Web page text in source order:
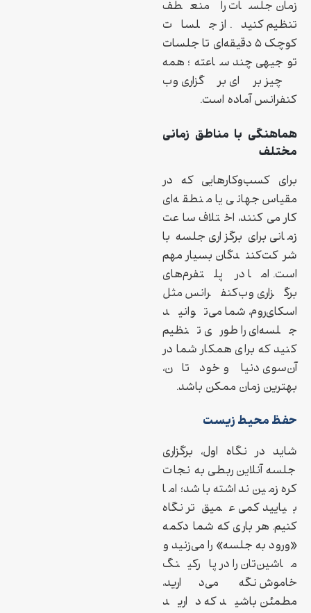
زمان جلسات را منعطف
تنظیم کنید. از جلسات
کوچک ۵ دقیقه‌ای تا جلسات
توجیهی چند ساعته؛ همه
چیز برای برگزاری وب
کنفرانس آماده‌ است.
هماهنگی با مناطق زمانی
مختلف
برای کسب‌وکارهایی که در
مقیاس جهانی یا منطقه‌ای
کار می‌کنند، اختلاف ساعت
زمانی برای برگزاری جلسه با
شرکت‌کنندگان بسیار مهم
است. اما در پلتفرم‌های
برگزاری وب‌کنفرانس مثل
اسکای‌روم، شما می‌توانید
جلسه‌ای را طوری تنظیم
کنید که برای همکار شما در
آن‌سوی دنیا و خودتان،
بهترین زمان ممکن باشد.
حفظ محیط زیست
شاید در نگاه اول، برگزاری
جلسه آنلاین ربطی به نجات
کره زمین نداشته باشد؛ اما
بیایید کمی عمیق‌تر نگاه
کنیم. هر باری که شما دکمه
«ورود به جلسه» را می‌زنید و
ماشین‌تان را در پارکینگ
خاموش نگه می‌دارید،
مطمئن باشید که دارید